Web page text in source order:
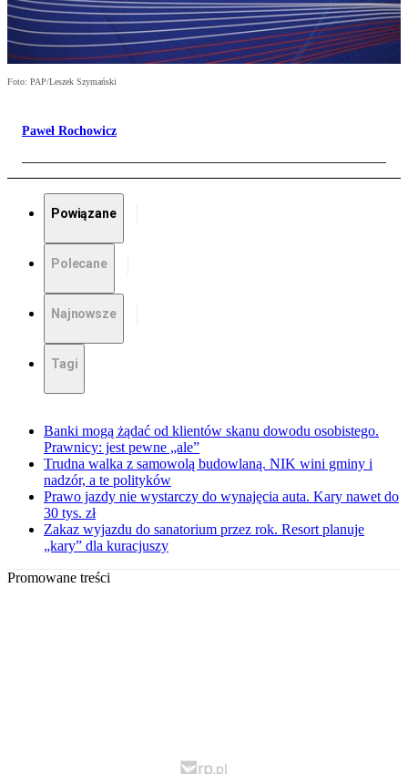
Foto: PAP/Leszek Szymański
Paweł Rochowicz
Powiązane
Polecane
Najnowsze
Tagi
Banki mogą żądać od klientów skanu dowodu osobistego.
Prawnicy: jest pewne „ale”
Trudna walka z samowolą budowlaną. NIK wini gminy i
nadzór, a te polityków
Prawo jazdy nie wystarczy do wynajęcia auta. Kary nawet do
30 tys. zł
Zakaz wyjazdu do sanatorium przez rok. Resort planuje
„kary” dla kuracjuszy
Promowane treści